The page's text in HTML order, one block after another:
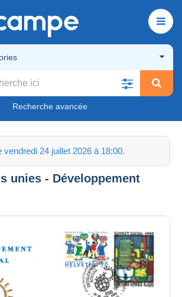
Recherche avancée
vendredi 24 juillet 2026 à 18:00.
unies - Développement